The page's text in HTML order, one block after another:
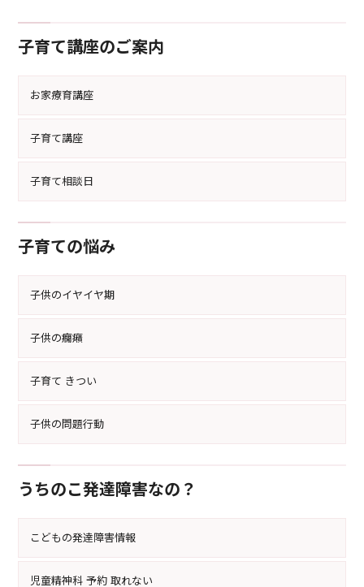
や、日常の子育てのヒントを学
子育て講座のご案内
お家療育講座
子育て講座
子育て相談日
子育ての悩み
子供のイヤイヤ期
子供の癇癪
子育て きつい
子供の問題行動
うちのこ発達障害なの？
こどもの発達障害情報
児童精神科 予約 取れない